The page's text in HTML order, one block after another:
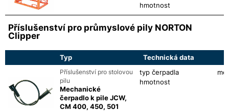
hmotnost
Příslušenství pro průmyslové pily NORTON
Clipper
Typ Technická data
Příslušenství pro stolovou
pilu
Mechanické
čerpadlo k pile JCW,
CM 400, 450, 501
typ čerpadla
hmotnost